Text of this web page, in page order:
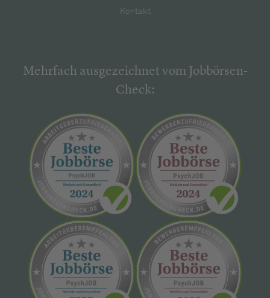
Kontakt
Mehrfach ausgezeichnet vom Jobbörsen-
Check: